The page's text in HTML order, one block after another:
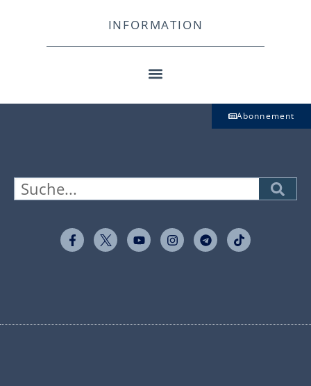
INFORMATION
Abonnement